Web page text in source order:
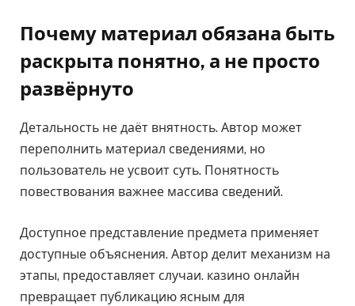
Почему материал обязана быть
раскрыта понятно, а не просто
развёрнуто
Детальность не даёт внятность. Автор может
переполнить материал сведениями, но
пользователь не усвоит суть. Понятность
повествования важнее массива сведений.
Доступное представление предмета применяет
доступные объяснения. Автор делит механизм на
этапы, предоставляет случаи. казино онлайн
превращает публикацию ясным для